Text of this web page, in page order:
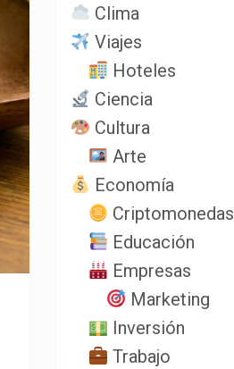
Clima
Viajes
Hoteles
Ciencia
Cultura
Arte
Economía
Criptomonedas
Educación
Empresas
Marketing
Inversión
Trabajo